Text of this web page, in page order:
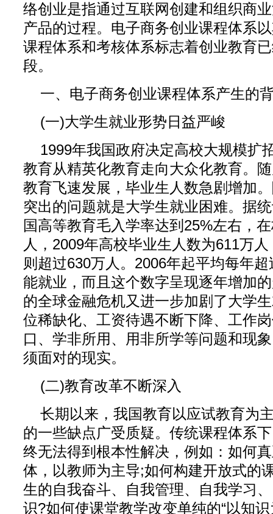
络创业是指通过互联网创建和组织商
产品的过程。电子商务创业课程体系
课程体系和考核体系标志着创业教育
段。
一、电子商务创业课程体系产生的
(一)大学生就业形势日益严峻
1999年我国政府决定高校大规模扩
教育从精英化教育走向大众化教育。
教育飞速发展，毕业生人数急剧增加
突出的问题就是大学生就业困难。据
国高等教育毛入学率达到25%左右，
人，2009年高校毕业生人数为611万
则超过630万人。2006年起平均每年
能就业，而且这个数字呈现逐年增加
的全球金融危机又进一步加剧了大学
位稀缺化、工资待遇不断下降、工作
口、学非所用、用非所学等问题和现
须面对的现实。
(二)教育改革不断深入
长期以来，我国教育以应试教育为
的一些缺点广受质疑。传统课程体系
终无法得到根本性解决，例如：如何
体，以教师为主导;如何构建开放式的
生的自我奋斗、自我管理、自我学习
识?如何使课堂教学改变单纯的“以知